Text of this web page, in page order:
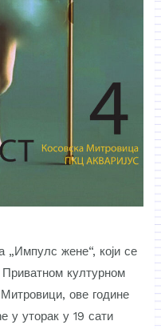
„Импулс жене“, који се
културном
Митровици, ове године
у уторак у 19 сати